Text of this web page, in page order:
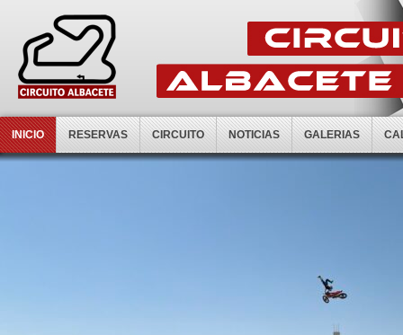
INICIO RESERVAS CIRCUITO NOTICIAS GALERIAS